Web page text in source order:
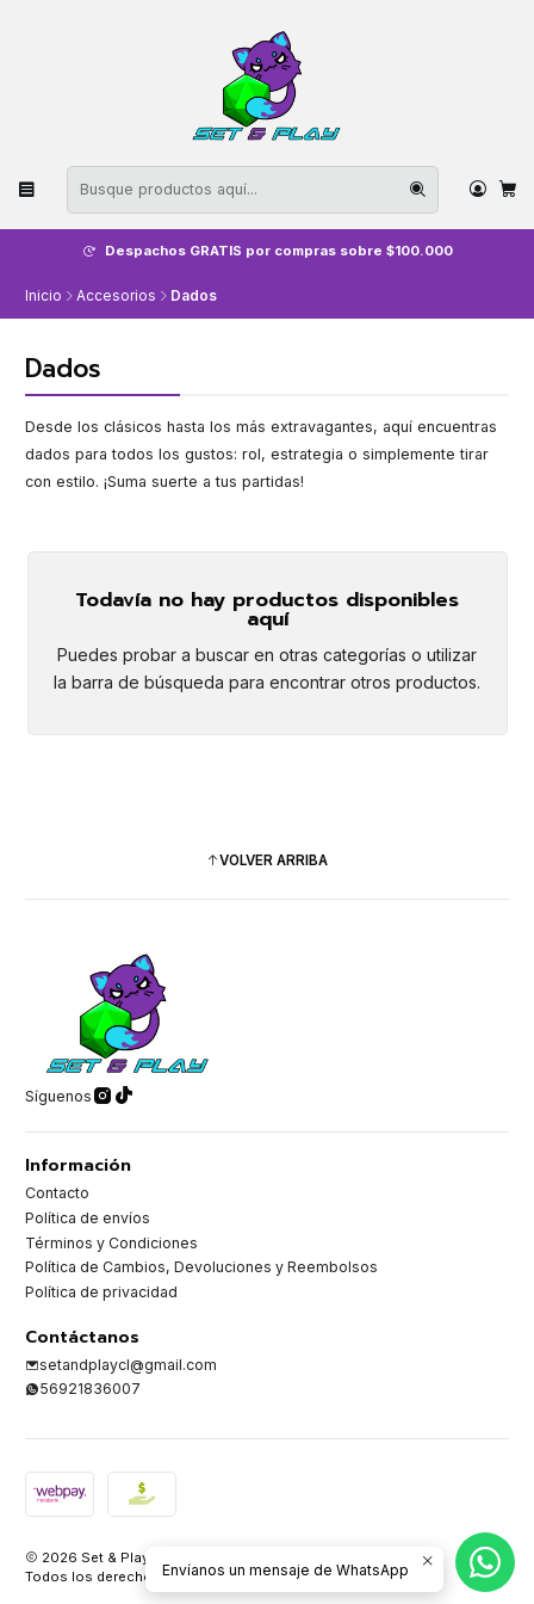
Despachos GRATIS por compras sobre $100.000
Inicio Accesorios Dados
Dados
Desde los clásicos hasta los más extravagantes, aquí encuentras
dados para todos los gustos: rol, estrategia o simplemente tirar
con estilo. ¡Suma suerte a tus partidas!
Todavía no hay productos disponibles
aquí
Puedes probar a buscar en otras categorías o utilizar
la barra de búsqueda para encontrar otros productos.
VOLVER ARRIBA
Síguenos
Información
Contacto
Política de envíos
Términos y Condiciones
Política de Cambios, Devoluciones y Reembolsos
Política de privacidad
Contáctanos
setandplaycl@gmail.com
56921836007
2026 Set & Play.
Todos los derechos reservados. Desarrollado por Jumpseller
Envíanos un mensaje de WhatsApp